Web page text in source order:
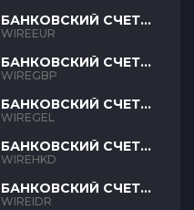
БАНКОВСКИЙ СЧЕТ
EUR
WIREEUR
БАНКОВСКИЙ СЧЕТ
GBP
WIREGBP
БАНКОВСКИЙ СЧЕТ
GEL
WIREGEL
БАНКОВСКИЙ СЧЕТ
HKD
WIREHKD
БАНКОВСКИЙ СЧЕТ
IDR
WIREIDR